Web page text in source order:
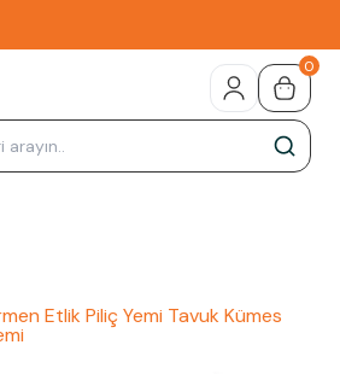
0
Etlik Piliç Yemi Tavuk Kümes